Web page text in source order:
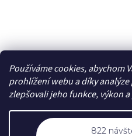
Používáme cookies, abychom
prohlížení webu a díky
zlepšovali jeho funkce, výkon
Sledovat na
822